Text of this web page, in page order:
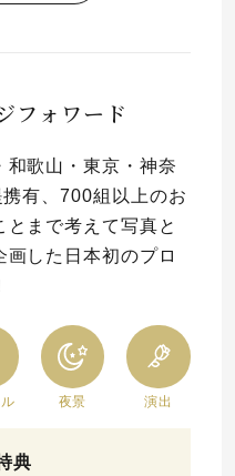
フォワード
和歌山・東京・神奈
有、700組以上のお
まで考えて写真と
した日本初のプロ
夜景 演出
典